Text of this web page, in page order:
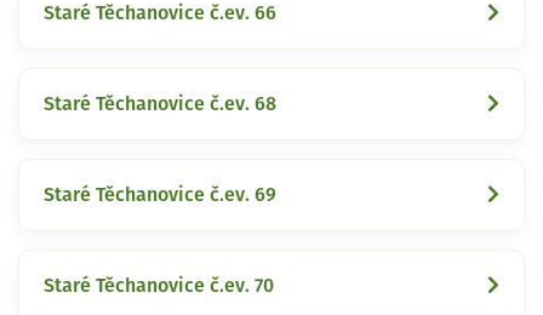
Staré Těchanovice č.ev. 66
Staré Těchanovice č.ev. 68
Staré Těchanovice č.ev. 69
Staré Těchanovice č.ev. 70